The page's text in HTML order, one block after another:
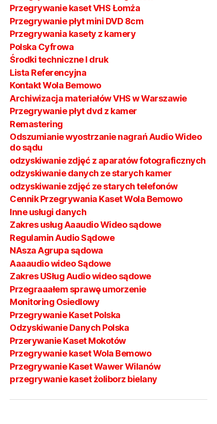
Przegrywanie kaset VHS Łomża
Przegrywanie płyt mini DVD 8cm
Przegrywania kasety z kamery
Polska Cyfrowa
Środki techniczne I druk
Lista Referencyjna
Kontakt Wola Bemowo
Archiwizacja materiałów VHS w Warszawie
Przegrywanie płyt dvd z kamer
Remastering
Odszumianie wyostrzanie nagrań Audio Wideo
do sądu
odzyskiwanie zdjęć z aparatów fotograficznych
odzyskiwanie danych ze starych kamer
odzyskiwanie zdjęć ze starych telefonów
Cennik Przegrywania Kaset Wola Bemowo
Inne usługi danych
Zakres usług Aaaudio Wideo sądowe
Regulamin Audio Sądowe
NAsza Agrupa sądowa
Aaaaudio wideo Sądowe
Zakres USług Audio wideo sądowe
Przegraaałem sprawę umorzenie
Monitoring Osiedlowy
Przegrywanie Kaset Polska
Odzyskiwanie Danych Polska
Przerywanie Kaset Mokotów
Przegrywanie kaset Wola Bemowo
Przegrywanie Kaset Wawer Wilanów
przegrywanie kaset żoliborz bielany